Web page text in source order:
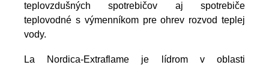
teplovzdušných spotrebičov aj spotrebiče
teplovodné s výmenníkom pre ohrev rozvod teplej
vody.
La Nordica-Extraflame je lídrom v oblasti